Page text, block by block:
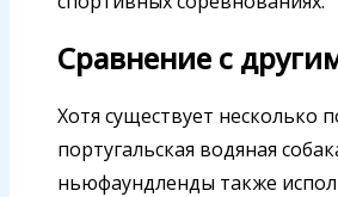
Сравнение с
Хотя существует несколько
португальская водяная
ньюфаундленды также